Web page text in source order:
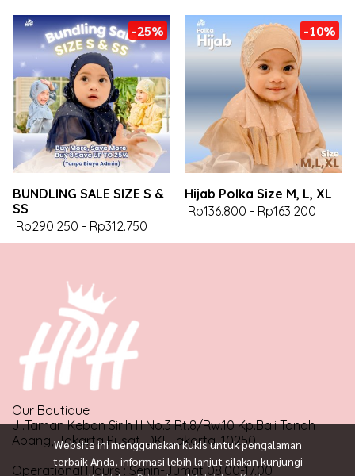
-25%
BUNDLING SALE SIZE S &
SS
Rp290.250 - Rp312.750
-10%
Hijab Polka Size M, L, XL
Rp136.800 - Rp163.200
Website ini menggunakan kukis untuk pengalaman
terbaik Anda, informasi lebih lanjut silakan kunjungi
Our Boutique
Jl.Taman Kebon Sirih III No.3 Rt.8/Rw.10 Kp.Bali Tanah
Abang, Jakarta Pusat, DKI Jakarta, 10250
Operational Hours : Senin-Jumat 08.00-17.00